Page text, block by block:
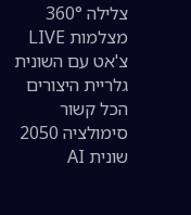
צלילה 360°
מצלמות LIVE
צ'אט עם השונית
גלריית היצורים
הכל קשור
סימולציה 2050
שונית AI